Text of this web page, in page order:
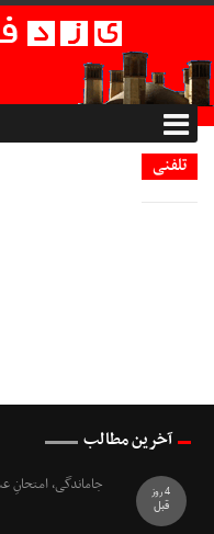
تلفنی
آخرین مطالب
جاماندگی، امتحانِ
4 روز
قبل